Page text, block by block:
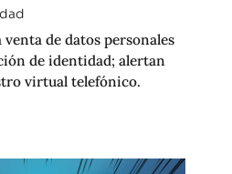
de datos personales
de identidad; alertan
virtual telefónico.